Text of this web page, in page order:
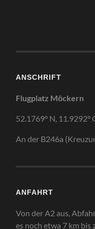
ANSCHRIFT
Flugplatz Möckern
52.1769° N, 11.9292°
An der B246a
ANFAHRT
Von der A2 aus,
es noch etwa 7 km bis